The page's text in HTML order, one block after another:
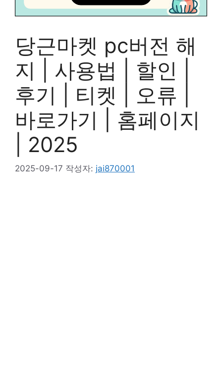
당근마켓 pc버전 해
지 | 사용법 | 할인 |
후기 | 티켓 | 오류 |
바로가기 | 홈페이지
| 2025
2025-09-17 작성자: jai870001